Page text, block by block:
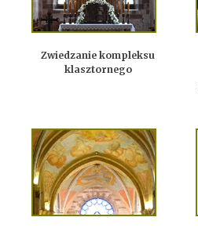
Zwiedzanie kompleksu
klasztornego